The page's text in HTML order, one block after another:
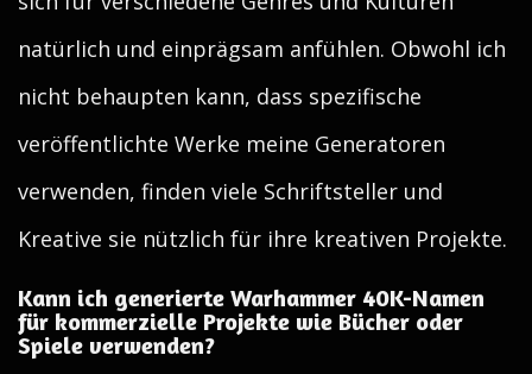
natürlich und einprägsam anfühlen. Obwohl ich
nicht behaupten kann, dass spezifische
veröffentlichte Werke meine Generatoren
verwenden, finden viele Schriftsteller und
Kreative sie nützlich für ihre kreativen Projekte.
Kann ich generierte Warhammer 40K-Namen
für kommerzielle Projekte wie Bücher oder
Spiele verwenden?